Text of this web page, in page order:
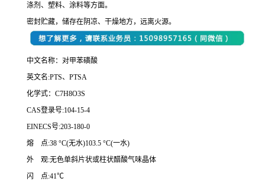
涤剂、塑料、涂料等方面。
密封贮藏，储存在阴凉、干燥地方，远离火源。
中文名称：对甲苯磺酸
英文名:PTS、PTSA
化学式：C7H8O3S
CAS登录号:104-15-4
EINECS号:203-180-0
熔 点:38 °C(无水)103.5 °C(一水)
外 观:无色单斜片状或柱状醋酸气味晶体
闪 点:41℃